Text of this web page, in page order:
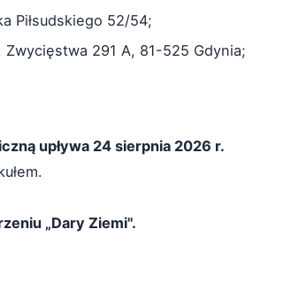
Piłsudskiego 52/54;
Zwycięstwa 291 A, 81-525 Gdynia;
upływa 24 sierpnia 2026 r.
„Dary Ziemi".